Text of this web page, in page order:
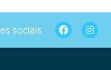
sociais